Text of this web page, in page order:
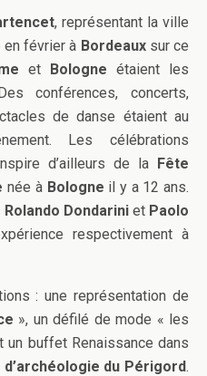
, représentant la ville
en février à Bordeauxsur ce
et Bologne étaient les
conférences, concerts,
de danse étaient au
Les célébrations
d’ailleurs de la Fête
née à Bologne il y a 12 ans.
Rolando Dondariniet Paolo
respectivement à
: une représentation de
», un défilé de mode « les
buffet Renaissance dans
d’archéologie du Périgord.